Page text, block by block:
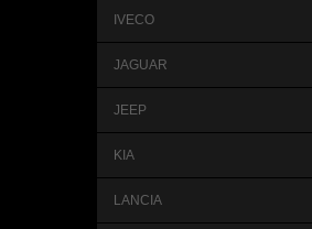
IVECO
JAGUAR
JEEP
KIA
LANCIA